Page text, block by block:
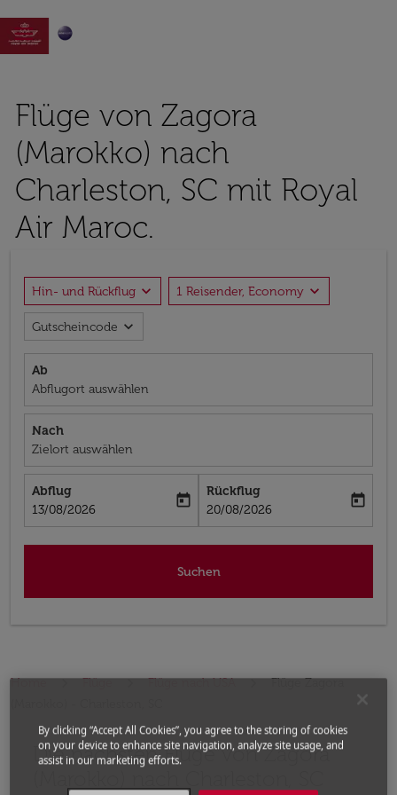

Flüge von Zagora
(Marokko) nach
Charleston, SC mit Royal
Air Maroc.
Hin- und Rückflug expand_more 1 Reisender, Economy expand_more
Gutscheincode expand_more
Ab
Abflugort auswählen
Nach
Zielort auswählen
Abflug
fc-booking-departure-date-aria-label
13/08/2026
today
Rückflug
fc-booking-return-date-aria-label
20/08/2026
today
Suchen
Home Flüge Flüge nach USA
Flüge Zagora
Die nächsten Flüge von Zagora
Bitte ändern Sie Ihre gewünschte Route (Abflugort
By clicking “Accept All Cookies”, you agree to the storing of cookies
on your device to enhance site navigation, analyze site usage, and
assist in our marketing efforts.